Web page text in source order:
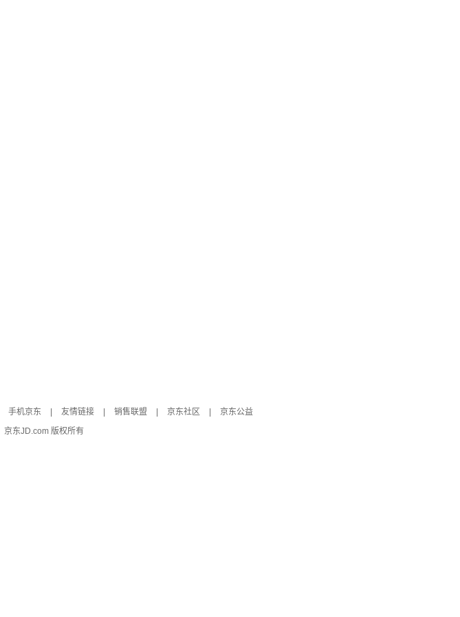
手机京东 友情链接 销售联盟 京东社区
京东公益
京东JD.com 版权所有